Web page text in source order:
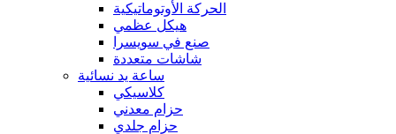
الحركة الأوتوماتيكية
هيكل عظمي
صنع في سويسرا
شاشات متعددة
ساعة يد نسائية
كلاسيكي
حزام معدني
حزام جلدي